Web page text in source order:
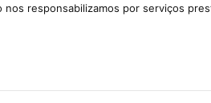
responsabilizamos por serviços